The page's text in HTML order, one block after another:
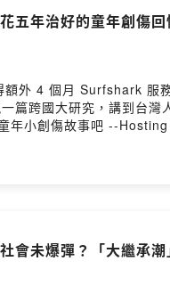
五年治好的童年創傷
一句「只要被亞洲父母養大，這輩子都
跨國大研究，講到台
年小創傷故事吧 --
會未爆彈？「大繼承